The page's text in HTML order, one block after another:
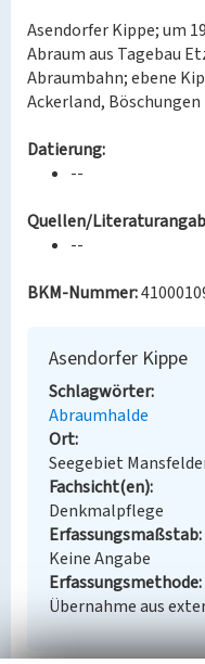
Asendorfer Kippe; um
Abraum aus Tagebau
Abraumbahn; ebene
Ackerland,
Datierung:
--
Quellen/
--
BKM-Nummer:
Asendorfer Kippe
Schlagwörter
Abraumhalde
Ort
Seegebiet
Fachsicht(en)
Denkmalpflege
Erfassungsmaßstab
Keine Angabe
Erfassungsmethode
Übernahme aus